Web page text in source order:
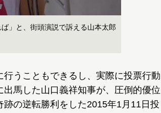
」と、街頭演説で訴える山本太郎
うこともできるし、実際に投票行動
馬した山口義祥知事が、圧倒的優位
の逆転勝利をした2015年1月11日投